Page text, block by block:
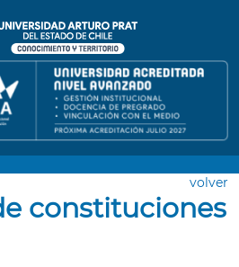
volver
constituciones